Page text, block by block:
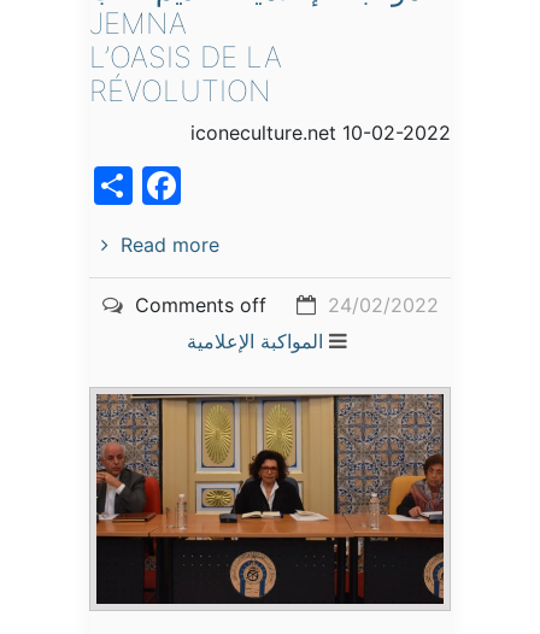
JEMNA
L’OASIS DE LA
RÉVOLUTION
iconeculture.net 10-02-2022
Read more
24/02/2022
Comments off
المواكبة الإعلامية